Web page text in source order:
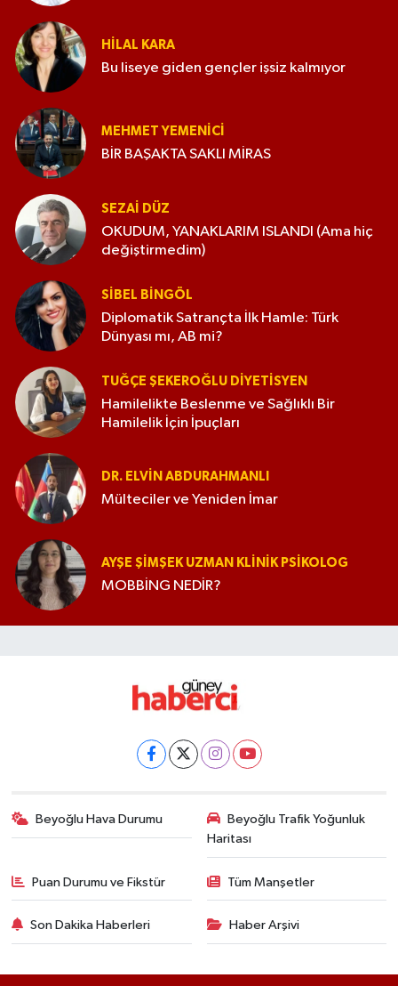
HILAL KARA
Bu liseye giden gençler işsiz kalmıyor
MEHMET YEMENICI
BİR BAŞAKTA SAKLI MİRAS
SEZAI DÜZ
OKUDUM, YANAKLARIM ISLANDI (Ama hiç
değiştirmedim)
SIBEL BINGÖL
Diplomatik Satrançta İlk Hamle: Türk
Dünyası mı, AB mi?
TUĞÇE ŞEKEROĞLU DIYETISYEN
Hamilelikte Beslenme ve Sağlıklı Bir
Hamilelik İçin İpuçları
DR. ELVIN ABDURAHMANLI
Mülteciler ve Yeniden İmar
AYŞE ŞIMŞEK UZMAN KLINIK PSIKOLOG
MOBBİNG NEDİR?
Beyoğlu Hava Durumu
Beyoğlu Trafik Yoğunluk
Haritası
Puan Durumu ve Fikstür Tüm Manşetler
Son Dakika Haberleri Haber Arşivi